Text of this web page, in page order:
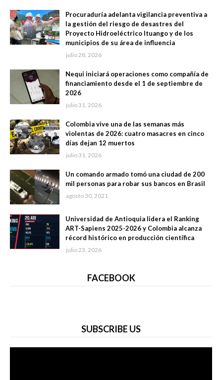
Procuraduría adelanta vigilancia preventiva a
la gestión del riesgo de desastres del
Proyecto Hidroeléctrico Ituango y de los
municipios de su área de influencia
julio 28, 2026
Nequi iniciará operaciones como compañía de
financiamiento desde el 1 de septiembre de
2026
julio 31, 2026
Colombia vive una de las semanas más
violentas de 2026: cuatro masacres en cinco
días dejan 12 muertos
julio 31, 2026
Un comando armado tomó una ciudad de 200
mil personas para robar sus bancos en Brasil
agosto 30, 2021
Universidad de Antioquia lidera el Ranking
ART-Sapiens 2025-2026 y Colombia alcanza
récord histórico en producción científica
julio 23, 2026
FACEBOOK
SUBSCRIBE US